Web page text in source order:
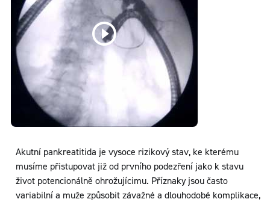
Akutní pankreatitida je vysoce rizikový stav, ke kterému
musíme přistupovat již od prvního podezření jako k stavu
život potencionálně ohrožujícimu. Příznaky jsou často
variabilní a muže způsobit závažné a dlouhodobé komplikace,